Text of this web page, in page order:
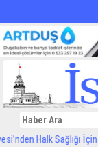
Halk Sağlığı İçin Sıkı